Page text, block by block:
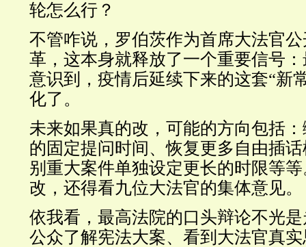
轮怎么行？
不管咋说，罗伯茨作为首席大法官
革，这本身就释放了一个重要信号
意识到，疫情后延续下来的这套“新
化了。
未来如果真的改，可能的方向包括
的固定提问时间、恢复更多自由插
别重大案件单独设定更长的时限等
改，还得看九位大法官的集体意见。
依我看，最高法院的口头辩论不光
公众了解宪法大案、看到大法官真